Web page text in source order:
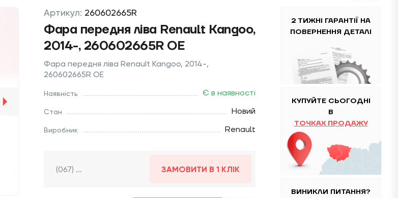
Артикул: 260602665R
Фара передня ліва Renault Kangoo,
2014-, 260602665R OE
Фара передня ліва Renault Kangoo, 2014-,
260602665R OE
Наявність Є в наявності
Стан Новий
Виробник Renault
ЗАМОВИТИ В 1 КЛІК
2 ТИЖНІ ГАРАНТІЇ НА
ПОВЕРНЕННЯ ДЕТАЛІ
КУПУЙТЕCЬОГОДНІ
В
ТОЧКАХ ПРОДАЖУ
ВИНИКЛИ ПИТАННЯ?